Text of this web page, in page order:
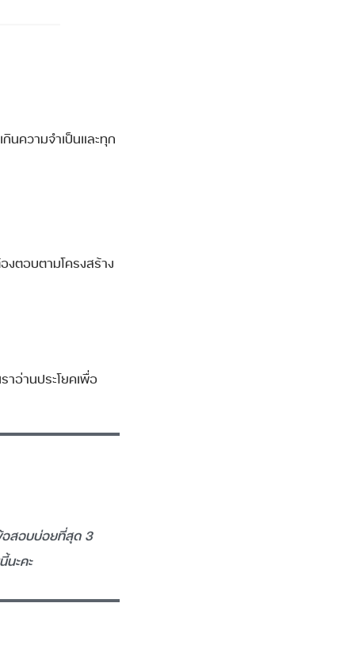
นความจำเป็นและทุก
งตอบตามโครงสร้าง
าอ่านประโยคเพื่อ
อสอบบ่อยที่สุด 3
นะคะ